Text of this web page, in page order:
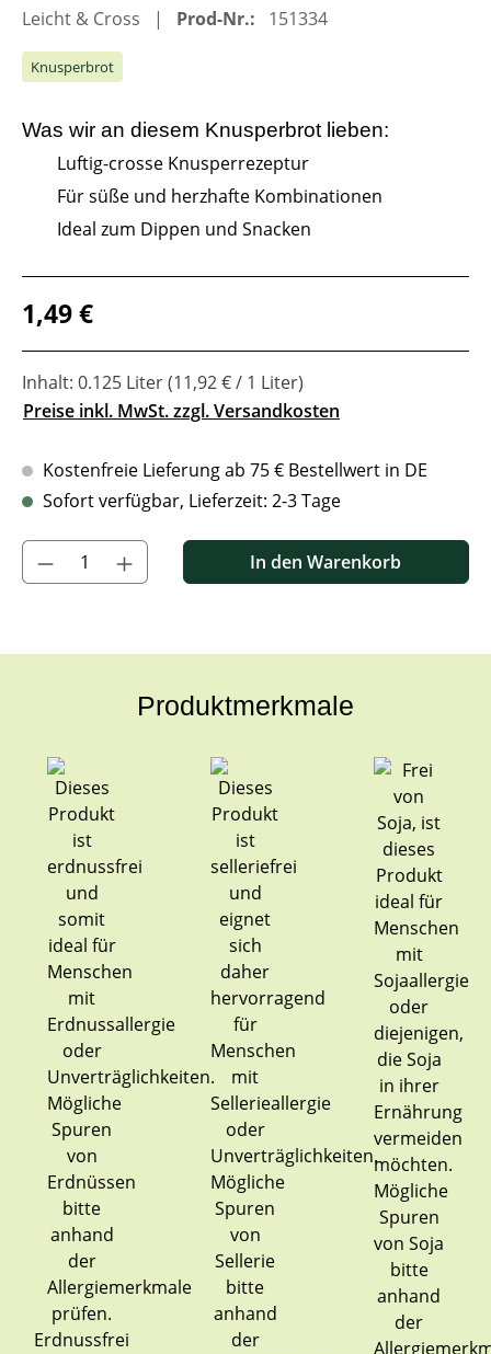
Leicht & Cross Prod-Nr.: 151334
Knusperbrot
Was wir an diesem Knusperbrotlieben:
Luftig-crosse Knusperrezeptur
Für süße und herzhafte Kombinationen
Ideal zum Dippen und Snacken
Regulärer Preis:
1,49 €
Inhalt: 0.125 Liter(11,92 € / 1 Liter)
Preise inkl. MwSt. zzgl. Versandkosten
Kostenfreie Lieferung ab 75 € Bestellwert in DE
Sofort verfügbar, Lieferzeit: 2-3 Tage
Produkt Anzahl: Gib den gewünschten Wert ein oder benutze
In den Warenkorb
Produktmerkmale
Erdnussfrei